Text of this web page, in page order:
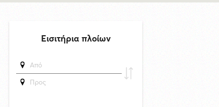
δημοσιεύθηκε 12 ώρες πριν